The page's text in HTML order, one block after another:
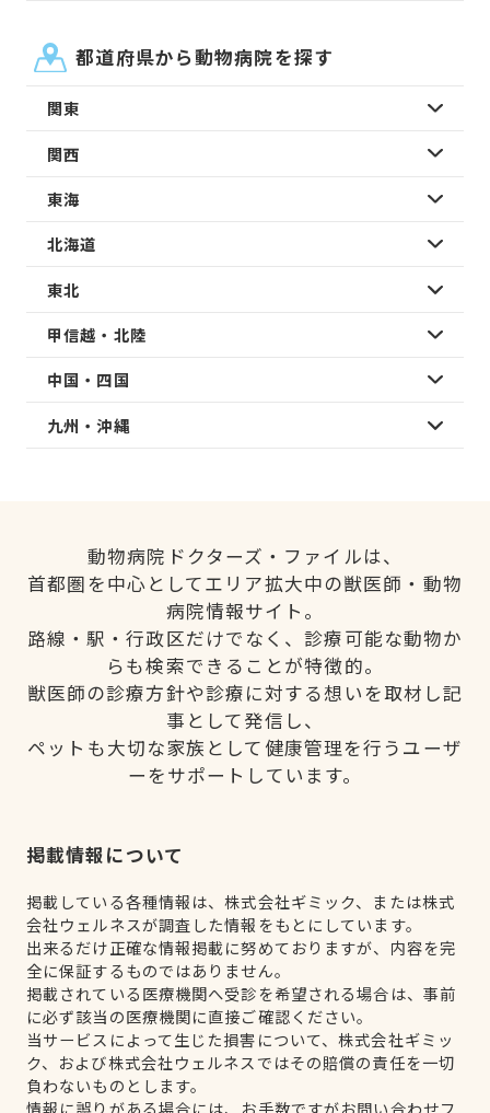
都道府県から動物病院を探す
関東
関西
東海
北海道
東北
甲信越・北陸
中国・四国
九州・沖縄
動物病院ドクターズ・ファイルは、
首都圏を中心としてエリア拡大中の獣医師・動物
病院情報サイト。
路線・駅・行政区だけでなく、診療可能な動物か
らも検索できることが特徴的。
獣医師の診療方針や診療に対する想いを取材し記
事として発信し、
ペットも大切な家族として健康管理を行うユーザ
ーをサポートしています。
掲載情報について
掲載している各種情報は、株式会社ギミック、または株式
会社ウェルネスが調査した情報をもとにしています。
出来るだけ正確な情報掲載に努めておりますが、内容を完
全に保証するものではありません。
掲載されている医療機関へ受診を希望される場合は、事前
に必ず該当の医療機関に直接ご確認ください。
当サービスによって生じた損害について、株式会社ギミッ
ク、および株式会社ウェルネスではその賠償の責任を一切
負わないものとします。
情報に誤りがある場合には、お手数ですがお問い合わせフ